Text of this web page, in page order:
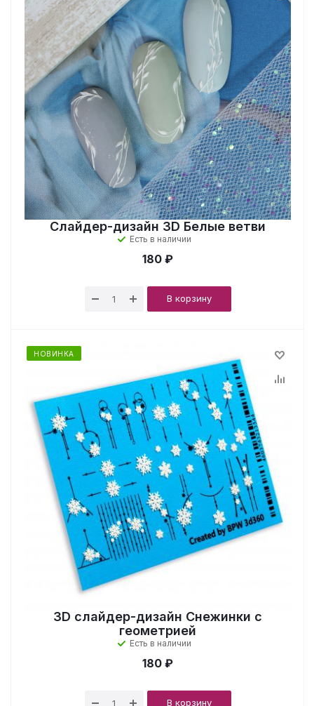
Слайдер-дизайн 3D Белые ветви
Есть в наличии
180 ₽
В корзину
НОВИНКА
3D слайдер-дизайн Снежинки с
геометрией
Есть в наличии
180 ₽
В корзину